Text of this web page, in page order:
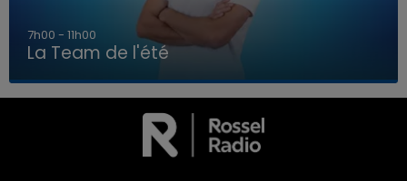
LA TEAM DE L'ÉTÉ
7h00 - 11h00
La Team de l'été